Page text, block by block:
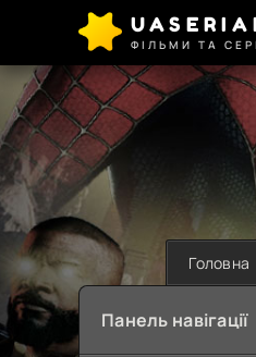
ФІЛЬМИ ТА
Головна
Панель навігації